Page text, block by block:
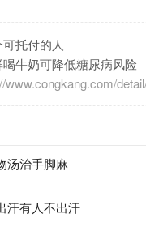
托付的人
牛奶可降低糖尿病风险
www.congkang.com/
汤治手脚麻
汗有人不出汗